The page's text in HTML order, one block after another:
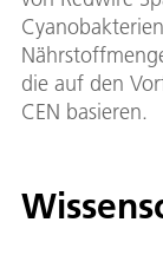
die auf den
CEN basieren.